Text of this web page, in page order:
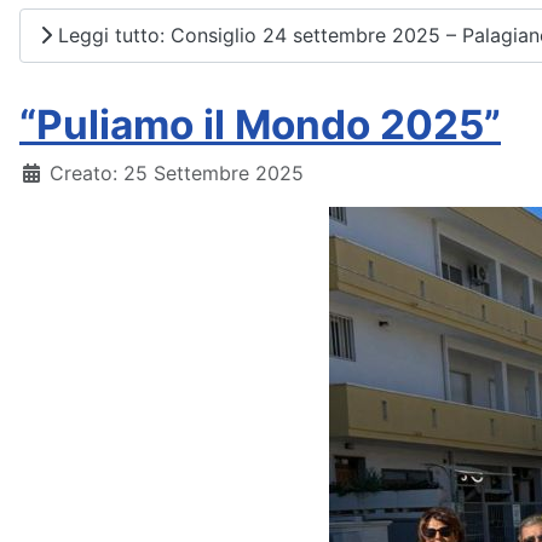
Leggi tutto: Consiglio 24 settembre 2025 –
“Puliamo il Mondo 2025”
Dettagli
Creato: 25 Settembre 2025